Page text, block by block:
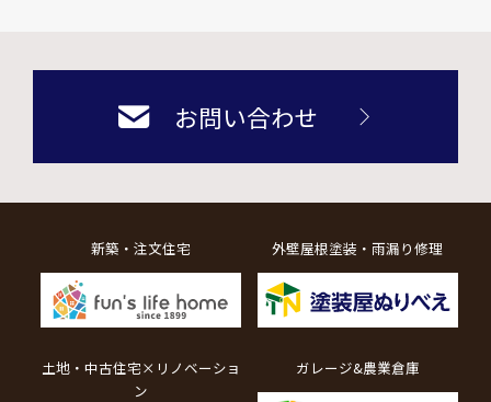
お問い合わせ
新築・注文住宅 外壁屋根塗装・雨漏り修理
土地・中古住宅×リノベーショ
ン
ガレージ&農業倉庫